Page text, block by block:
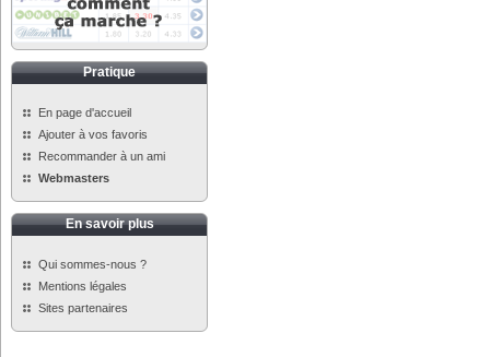
Pratique
En page d'accueil
Ajouter à vos favoris
Recommander à un ami
Webmasters
En savoir plus
Qui sommes-nous ?
Mentions légales
Sites partenaires